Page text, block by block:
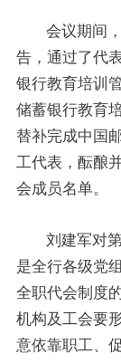
会议期间
告，通过了代
银行教育培训
储蓄银行教育
替补完成中国
工代表，酝酿
会成员名单。
刘建军对
是全行各级党
全职代会制度
机构及工会要
意依靠职工、